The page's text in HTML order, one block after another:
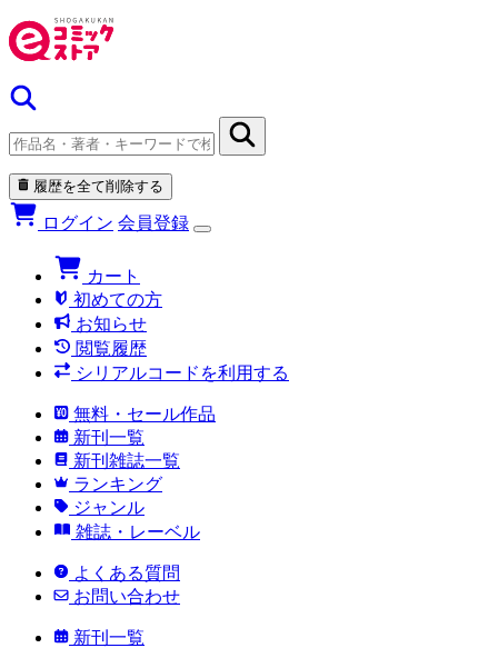
履歴を全て削除する
ログイン 会員登録
カート
初めての方
お知らせ
閲覧履歴
シリアルコードを利用する
無料・セール作品
新刊一覧
新刊雑誌一覧
ランキング
ジャンル
雑誌・レーベル
よくある質問
お問い合わせ
新刊一覧